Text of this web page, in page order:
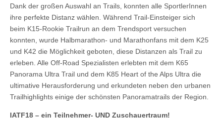
Dank der großen Auswahl an Trails, konnten alle SportlerInnen
ihre perfekte Distanz wählen. Während Trail-Einsteiger sich
beim K15-Rookie Trailrun an dem Trendsport versuchen
konnten, wurde Halbmarathon- und Marathonfans mit dem K25
und K42 die Möglichkeit geboten, diese Distanzen als Trail zu
erleben. Alle Off-Road Spezialisten erlebten mit dem K65
Panorama Ultra Trail und dem K85 Heart of the Alps Ultra die
ultimative Herausforderung und erkundeten neben den urbanen
Trailhighlights einige der schönsten Panoramatrails der Region.
IATF18 – ein Teilnehmer- UND Zuschauertraum!